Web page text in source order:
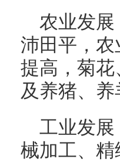
农业发
沛田平，
提高，菊
及养猪、
工业发
械加工、